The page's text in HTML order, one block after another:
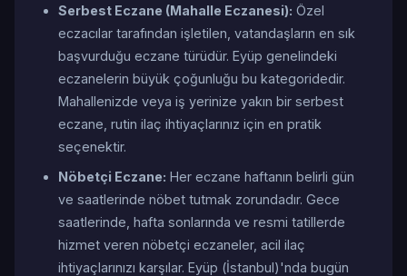
Serbest Eczane (Mahalle Eczanesi): Özel
eczacılar tarafından işletilen, vatandaşların en sık
başvurduğu eczane türüdür. Eyüp genelindeki
eczanelerin büyük çoğunluğu bu kategoridedir.
Mahallenizde veya iş yerinize yakın bir serbest
eczane, rutin ilaç ihtiyaçlarınız için en pratik
seçenektir.
Nöbetçi Eczane: Her eczane haftanın belirli gün
ve saatlerinde nöbet tutmak zorundadır. Gece
saatlerinde, hafta sonlarında ve resmi tatillerde
hizmet veren nöbetçi eczaneler, acil ilaç
ihtiyaçlarınızı karşılar. Eyüp (İstanbul)'nda bugün